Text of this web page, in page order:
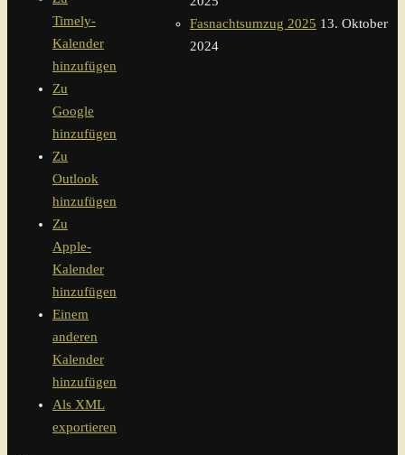
Timely-
Kalender
hinzufügen
Zu
Google
hinzufügen
Zu
Outlook
hinzufügen
Zu
Apple-
Kalender
hinzufügen
Einem
anderen
Kalender
hinzufügen
Als XML
exportieren
Fasnachtsumzug 2025 13. Oktober
2024